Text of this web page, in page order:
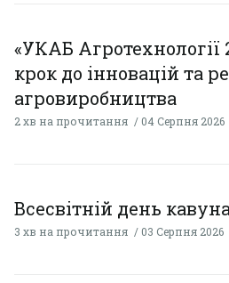
«УКАБ Агротехнології
крок до інновацій та
агровиробництва
2 хв на прочитання 04 Серпня 2026
Всесвітній день
3 хв на прочитання 03 Серпня 2026